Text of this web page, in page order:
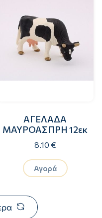
ΑΓΕΛΑΔΑ
ΜΑΥΡΟΑΣΠΡΗ 12εκ
8.10 €
Αγορά